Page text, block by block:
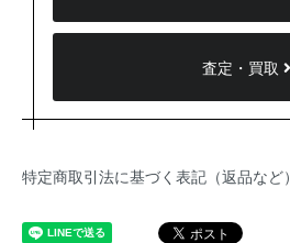
査定・買取
特定商取引法に基づく表記（返品など）